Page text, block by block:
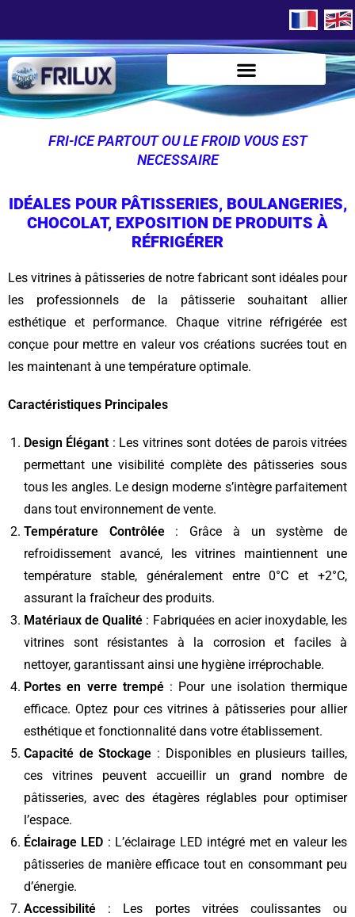
FRI-ICE PARTOUT OU LE FROID VOUS EST
NECESSAIRE
IDÉALES POUR PÂTISSERIES, BOULANGERIES,
CHOCOLAT, EXPOSITION DE PRODUITS À
RÉFRIGÉRER
Les vitrines à pâtisseries de notre fabricant sont idéales pour
les professionnels de la pâtisserie souhaitant allier
esthétique et performance. Chaque vitrine réfrigérée est
conçue pour mettre en valeur vos créations sucrées tout en
les maintenant à une température optimale.
Caractéristiques Principales
Design Élégant : Les vitrines sont dotées de parois vitrées
permettant une visibilité complète des pâtisseries sous
tous les angles. Le design moderne s’intègre parfaitement
dans tout environnement de vente.
Température Contrôlée: Grâce à un système de
refroidissement avancé, les vitrines maintiennent une
température stable, généralement entre 0°C et +2°C,
assurant la fraîcheur des produits.
Matériaux de Qualité : Fabriquées en acier inoxydable, les
vitrines sont résistantes à la corrosion et faciles à
nettoyer, garantissant ainsi une hygiène irréprochable.
Portes en verre trempé: Pour une isolation thermique
efficace. Optez pour ces vitrines à pâtisseries pour allier
esthétique et fonctionnalité dans votre établissement.
Capacité de Stockage : Disponibles en plusieurs tailles,
ces vitrines peuvent accueillir un grand nombre de
pâtisseries, avec des étagères réglables pour optimiser
l’espace.
Éclairage LED : L’éclairage LED intégré met en valeur les
pâtisseries de manière efficace tout en consommant peu
d’énergie.
Accessibilité : Les portes vitrées coulissantes ou